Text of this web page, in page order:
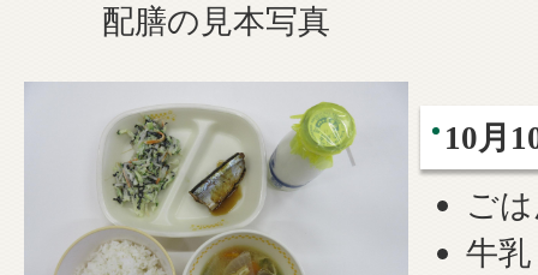
配膳の見本写真
10月
ご
牛乳